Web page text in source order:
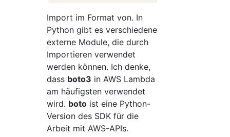
Import im Format von. In
Python gibt es verschiedene
externe Module, die durch
Importieren verwendet
werden können. Ich denke,
dass boto3 in AWS Lambda
am häufigsten verwendet
wird. boto ist eine Python-
Version des SDK für die
Arbeit mit AWS-APIs.